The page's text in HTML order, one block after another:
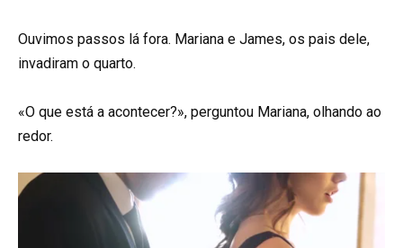
Ouvimos passos lá fora. Mariana e James, os pais dele,
invadiram o quarto.
«O que está a acontecer?», perguntou Mariana, olhando ao
redor.